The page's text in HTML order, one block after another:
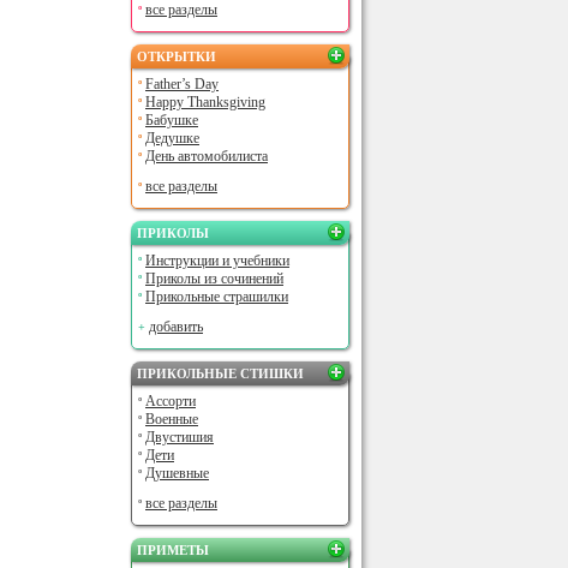
все разделы
ОТКРЫТКИ
Father’s Day
Happy Thanksgiving
Бабушке
Дедушке
День автомобилиста
все разделы
ПРИКОЛЫ
Инструкции и учебники
Приколы из сочинений
Прикольные страшилки
добавить
ПРИКОЛЬНЫЕ СТИШКИ
Ассорти
Военные
Двустишия
Дети
Душевные
все разделы
ПРИМЕТЫ